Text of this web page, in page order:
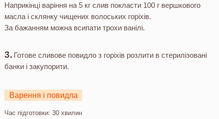
Наприкінці варіння на 5 кг слив покласти 100 г вершкового
масла і склянку чищених волоських горіхів.
За бажанням можна всипати трохи ванілі.
Готове сливове повидло з горіхів розлити в стерилізовані
банки і закупорити.
Варення і повидла
Час підготовки: 30 хвилин